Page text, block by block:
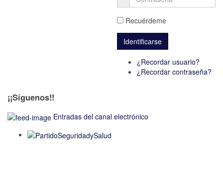
Recuérdeme
¿Recordar usuario?
¿Recordar contraseña?
¡¡Síguenos!!
Entradas del canal electrónico